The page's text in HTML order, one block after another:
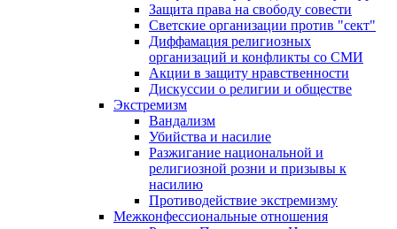
Защита права на свободу совести
Светские организации против "сект"
Диффамация религиозных
организаций и конфликты со СМИ
Акции в защиту нравственности
Дискуссии о религии и обществе
Экстремизм
Вандализм
Убийства и насилие
Разжигание национальной и
религиозной розни и призывы к
насилию
Противодействие экстремизму
Межконфессиональные отношения